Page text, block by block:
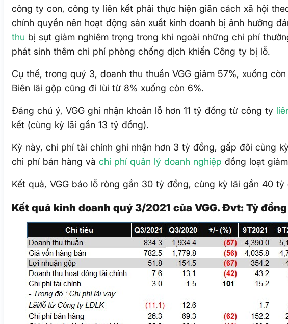
công ty con, công ty liên kết phải thực hiện giãn cách xã hội
chính quyền nên hoạt động sản xuất kinh doanh bị ảnh hưởng
thu bị sụt giảm nghiêm trọng trong khi ngoài những chi phí
phát sinh thêm chi phí phòng chống dịch khiến Công ty bị lỗ.
Cụ thể, trong quý 3, doanh thu thuần VGG giảm 57%, xuống
Biên lãi gộp cũng đi lùi từ 8% xuống còn 6%.
Đáng chú ý, VGG ghi nhận khoản lỗ hơn 11 tỷ đồng từ công ty
kết (cùng kỳ lãi gần 13 tỷ đồng).
Kỳ này, chi phí tài chính ghi nhận hơn 3 tỷ đồng, gấp đôi cùng
chi phí bán hàng vàchi phí quản lý doanh nghiệp đồng loạt
Kết quả, VGG báo lỗ ròng gần 30 tỷ đồng, cùng kỳ lãi gần 40 tỷ
Kết quả kinh doanh quý 3/2021 của VGG. Đvt: Tỷ đồng